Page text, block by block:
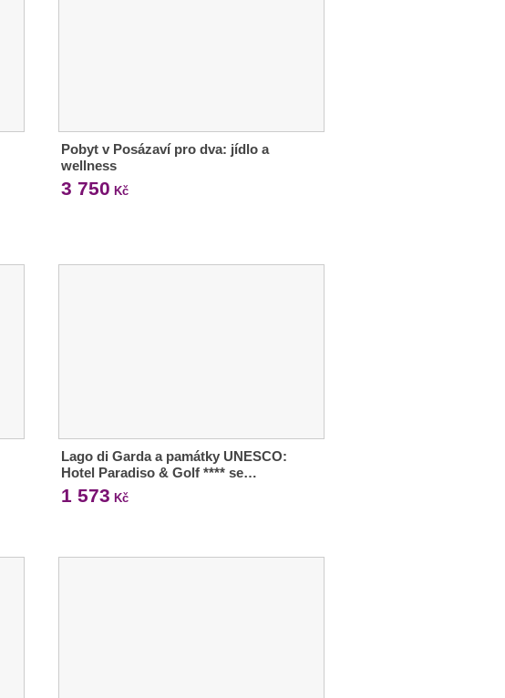
Pobyt v Posázaví pro dva: jídlo a
wellness
3 750 Kč
Lago di Garda a památky UNESCO:
Hotel Paradiso & Golf **** se…
1 573 Kč